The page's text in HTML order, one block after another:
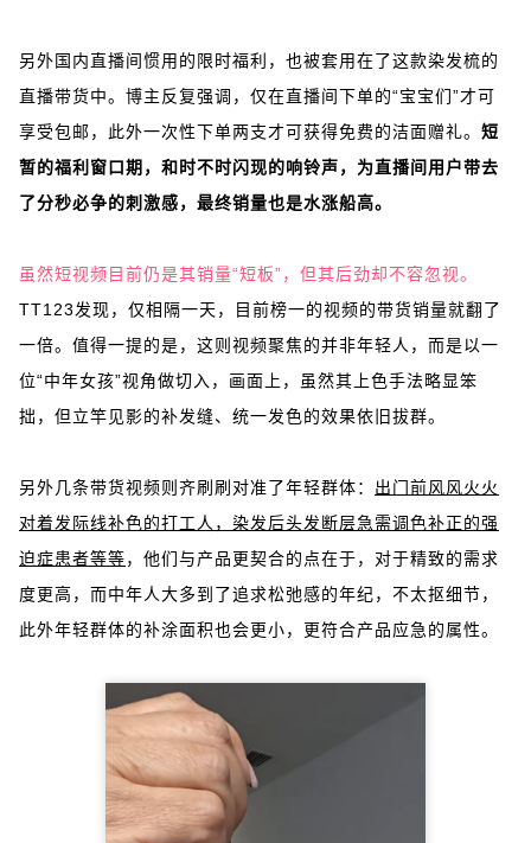
另外国内直播间惯用的限时福利，也被套用在了这款染发梳的
直播带货中。博主反复强调，仅在直播间下单的“宝宝们”才可
享受包邮，此外一次性下单两支才可获得免费的洁面赠礼。 短
暂的福利窗口期，和时不时闪现的响铃声，为直播间用户带去
了分秒必争的刺激感，最终销量也是水涨船高。
虽然短视频目前仍是其销量“短板”，但其后劲却不容忽视。
TT123发现，仅相隔一天，目前榜一的视频的带货销量就翻了
一倍。值得一提的是，这则视频聚焦的并非年轻人，而是以一
位“中年女孩”视角做切入，画面上，虽然其上色手法略显笨
拙，但立竿见影的补发缝、统一发色的效果依旧拔群。
另外几条带货视频则齐刷刷对准了年轻群体： 出门前风风火火
对着发际线补色的打工人，染发后头发断层急需调色补正的强
迫症患者等等，他们与产品更契合的点在于，对于精致的需求
度更高，而中年人大多到了追求松弛感的年纪，不太抠细节，
此外年轻群体的补涂面积也会更小，更符合产品应急的属性。